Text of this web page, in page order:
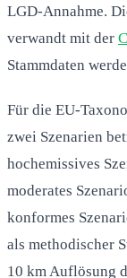
LGD-Annahme.
verwandt mit der
Stammdaten
Für die EU-
zwei Szenarien
hochemissives
moderates
konformes
als methodischer
10 km Auflösung